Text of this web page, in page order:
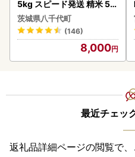
5kg スピード発送 精米 5k
g x 1袋 白米 茨城県 八千代
町
茨城県八千代町
(146)
8,000
最近チェッ
返礼品詳細ページの閲覧で